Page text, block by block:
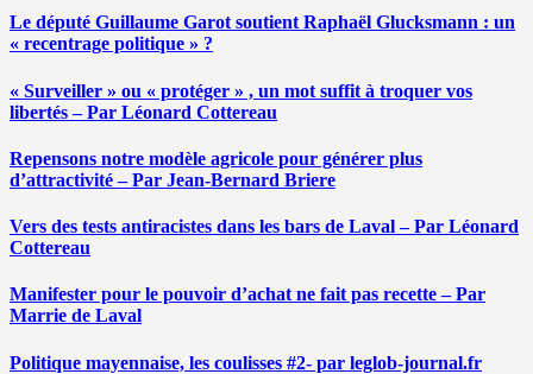
Le député Guillaume Garot soutient Raphaël Glucksmann : un
« recentrage politique » ?
« Surveiller » ou « protéger » , un mot suffit à troquer vos
libertés – Par Léonard Cottereau
Repensons notre modèle agricole pour générer plus
d’attractivité – Par Jean-Bernard Briere
Vers des tests antiracistes dans les bars de Laval – Par Léonard
Cottereau
Manifester pour le pouvoir d’achat ne fait pas recette – Par
Marrie de Laval
Politique mayennaise, les coulisses #2- par leglob-journal.fr